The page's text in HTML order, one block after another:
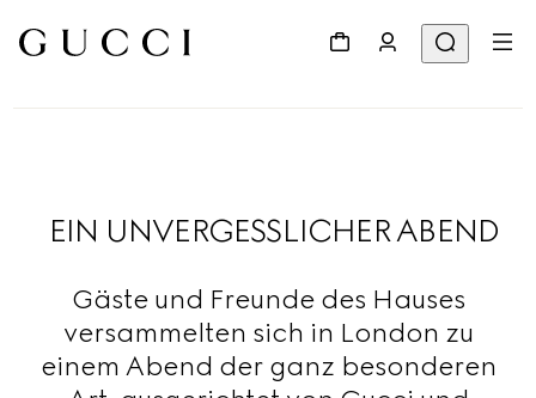
EIN UNVERGESSLICHER ABEND
Gäste und Freunde des Hauses
versammelten sich in London zu
einem Abend der ganz besonderen